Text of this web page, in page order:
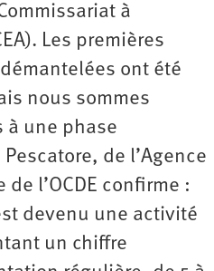
à
Les premières
ont été
nous sommes
à une phase
de l’Agence
l’OCDE confirme :
devenu une activité
un chiffre